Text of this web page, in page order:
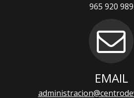
965 920 989
EMAIL